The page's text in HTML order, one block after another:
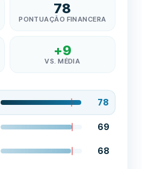
78
PONTUAÇÃO FINANCERA
+9
VS. MÉDIA
78
69
68